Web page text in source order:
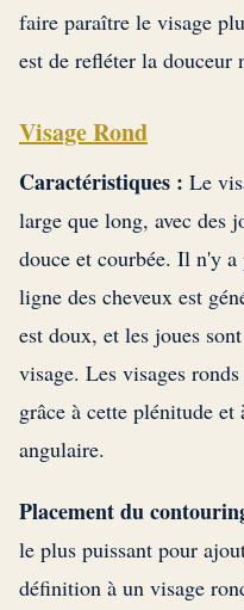
faire paraître le visage
est de refléter la douceur
Visage Rond
Caractéristiques : Le
large que long, avec des
douce et courbée. Il n'y a
ligne des cheveux est
est doux, et les joues
visage. Les visages
grâce à cette plénitude
angulaire.
Placement du
le plus puissant pour
définition à un visage